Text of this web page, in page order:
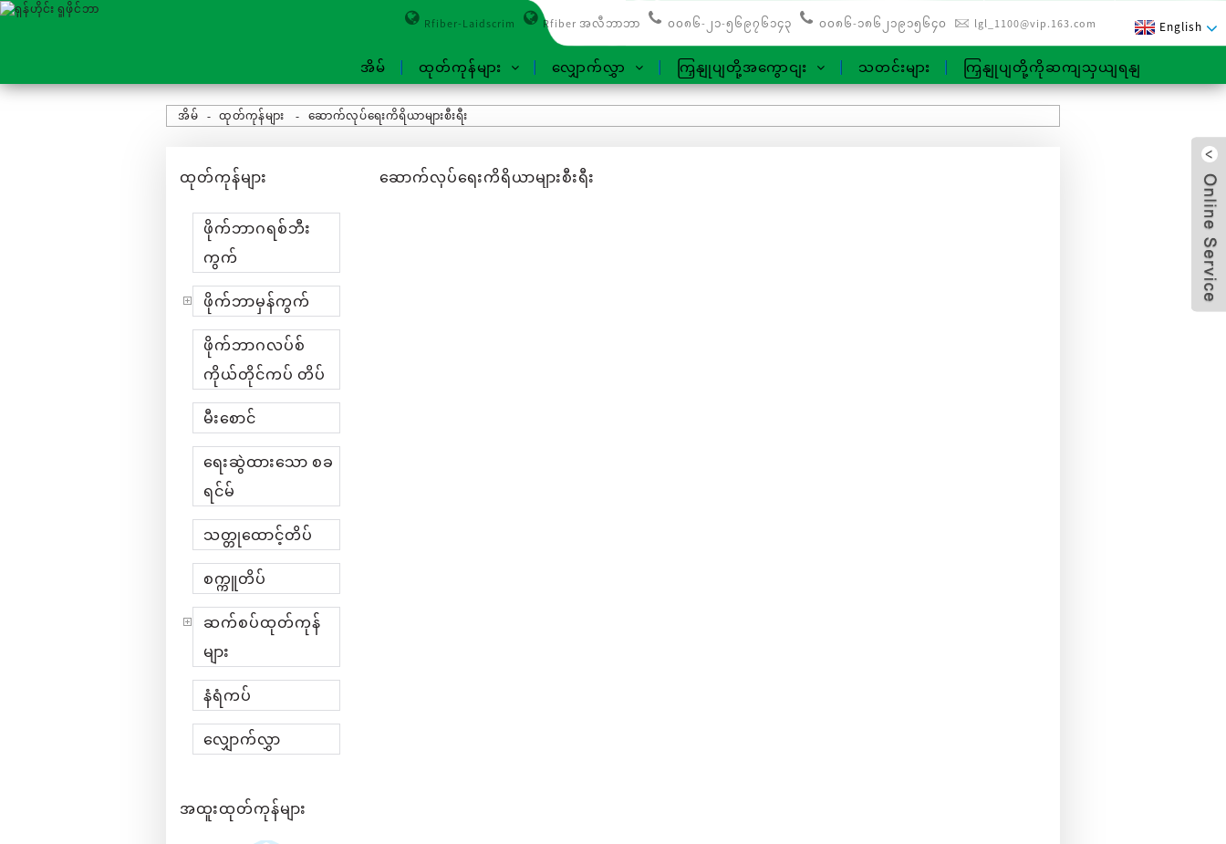
Rfiber-Laidscrim Rfiber အလီဘာဘာ ၀၀၈၆-၂၁-၅၆၉၇၆၁၄၃ ၀၀၈၆-၁၈၆၂၁၉၁၅၆၄၀ lgl_1100@vip.163.com English
အိမ် ထုတ်ကုန်များ လျှောက်လွှာ ကြှနျုပျတို့အကွောငျး သတင်းများ ကြှနျုပျတို့ကိုဆကျသှယျရနျ
အိမ် ထုတ်ကုန်များ ဆောက်လုပ်ရေးကိရိယာများစီးရီး
ထုတ်ကုန်များ
ဖိုက်ဘာဂရစ်ဘီး
ကွက်
ဖိုက်ဘာမှန်ကွက်
ဖိုက်ဘာဂလပ်စ်
ကိုယ်တိုင်ကပ် တိပ်
မီးစောင်
ရေးဆွဲထားသော စခ
ရင်မ်
သတ္တုထောင့်တိပ်
စက္ကူတိပ်
ဆက်စပ်ထုတ်ကုန်
များ
နံရံကပ်
လျှောက်လွှာ
အထူးထုတ်ကုန်များ
ဆောက်လုပ်ရေးကိရိယာများစီးရီး